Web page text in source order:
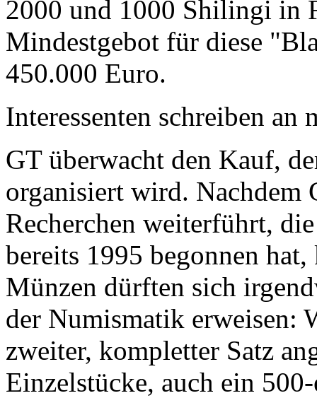
2000 und 1000 Shilingi in
Mindestgebot für diese
450.000 Euro.
Interessenten schreiben
GT überwacht den Kauf,
organisiert wird. Nachdem
Recherchen weiterführt,
bereits 1995 begonnen
Münzen dürften sich
der Numismatik erweisen:
zweiter, kompletter Satz
Einzelstücke, auch ein